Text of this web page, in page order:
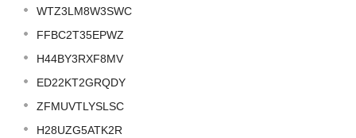
WTZ3LM8W3SWC
FFBC2T35EPWZ
H44BY3RXF8MV
ED22KT2GRQDY
ZFMUVTLYSLSC
H28UZG5ATK2R